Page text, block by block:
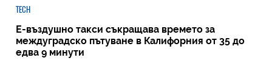
TECH
Е-въздушно такси съкращава времето за
междуградско пътуване в Калифорния от 35 до
едва 9 минути